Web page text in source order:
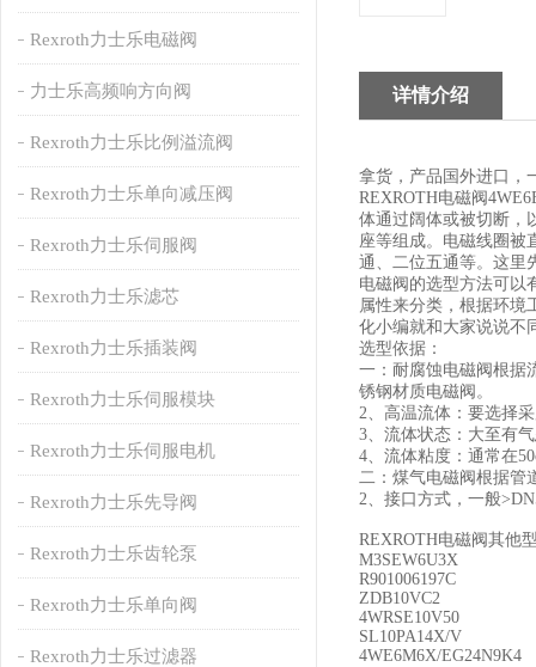
Rexroth力士乐电磁阀
力士乐高频响方向阀
Rexroth力士乐比例溢流阀
Rexroth力士乐单向减压阀
Rexroth力士乐伺服阀
Rexroth力士乐滤芯
Rexroth力士乐插装阀
Rexroth力士乐伺服模块
Rexroth力士乐伺服电机
Rexroth力士乐先导阀
Rexroth力士乐齿轮泵
Rexroth力士乐单向阀
Rexroth力士乐过滤器
详情介绍
拿货，产品国外进口，
REXROTH电磁阀
体通过阔体或被切断，
座等组成。电磁线圈被
通、二位五通等。这里
电磁阀的选型方法可以
属性来分类，根据环境
化小编就和大家说说不
选型依据：
一：耐腐蚀电磁阀根据
锈钢材质电磁阀。
2、高温流体：要选择
3、流体状态：大至有
4、流体粘度：通常在
二：煤气电磁阀根据管
2、接口方式，一般
REXROTH电磁阀其他
M3SEW6U3X
R901006197C
ZDB10VC2
4WRSE10V50
SL10PA14X/V
4WE6M6X/EG24N9K4